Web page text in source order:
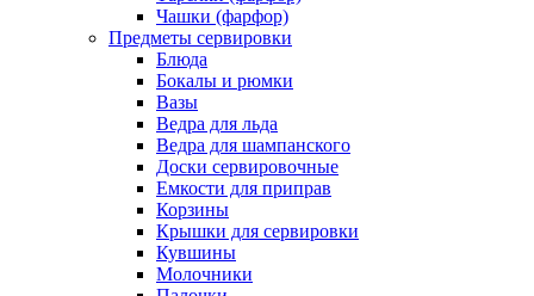
Чашки (фарфор)
Предметы сервировки
Блюда
Бокалы и рюмки
Вазы
Ведра для льда
Ведра для шампанского
Доски сервировочные
Емкости для приправ
Корзины
Крышки для сервировки
Кувшины
Молочники